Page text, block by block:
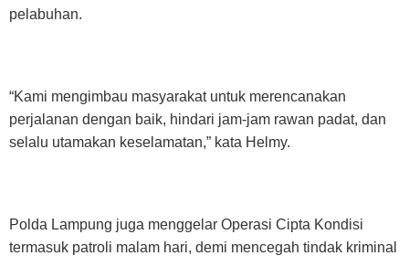
pelabuhan.
“Kami mengimbau masyarakat untuk merencanakan
perjalanan dengan baik, hindari jam-jam rawan padat, dan
selalu utamakan keselamatan,” kata Helmy.
Polda Lampung juga menggelar Operasi Cipta Kondisi
termasuk patroli malam hari, demi mencegah tindak kriminal